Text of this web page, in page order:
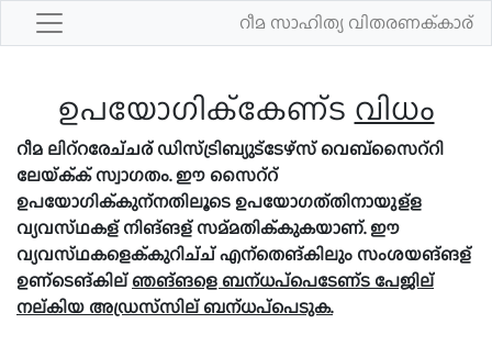
റീമ സാഹിത്യ വിതരണക്കാര്
ഉപയോഗിക്കേണ്ട വിധം
റീമ ലിറ്റരേച്ചര് ഡിസ്ട്രിബ്യുട്ടേഴ്സ് വെബ്സൈറ്റി
ലേയ്ക്ക് സ്വാഗതം. ഈ സൈറ്റ്
ഉപയോഗിക്കുന്നതിലൂടെ ഉപയോഗത്തിനായുള്ള
വ്യവസ്ഥകള് നിങ്ങള് സമ്മതിക്കുകയാണ്. ഈ
വ്യവസ്ഥകളെക്കുറിച്ച് എന്തെങ്കിലും സംശയങ്ങള്
ഉണ്ടെങ്കില്ഞങ്ങളെ ബന്ധപ്പെടേണ്ട പേജില്
നല്കിയ അഡ്രസ്സില് ബന്ധപ്പെടുക.